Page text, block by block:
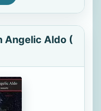
Angelic Aldo (